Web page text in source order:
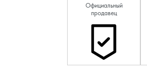
Официальный
продавец